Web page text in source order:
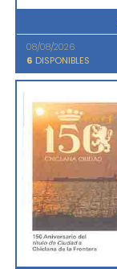
08/08/2026
6 DISPONIBLES